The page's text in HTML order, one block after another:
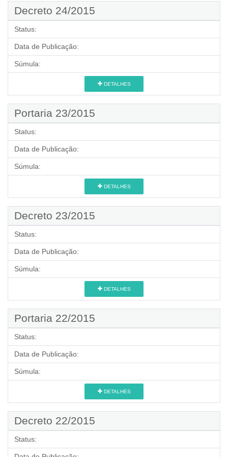
Decreto 24/2015
Status:
Data de Publicação:
Súmula:
DETALHES
Portaria 23/2015
Status:
Data de Publicação:
Súmula:
DETALHES
Decreto 23/2015
Status:
Data de Publicação:
Súmula:
DETALHES
Portaria 22/2015
Status:
Data de Publicação:
Súmula:
DETALHES
Decreto 22/2015
Status: